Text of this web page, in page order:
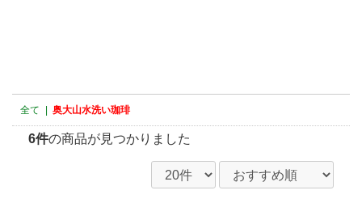
全て 奥大山水洗い珈琲
6件の商品が見つかりました